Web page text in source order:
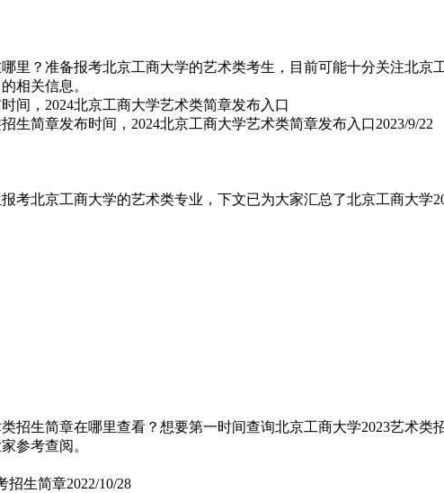
里？准备报考北京工商大学的艺术类考生，目前可能十分关注北京
相关信息。
生简章发布时间，2024北京工商大学艺术类简章发布入口2023/9/22
考北京工商大学的艺术类专业，下文已为大家汇总了北京工商大学
招生简章在哪里查看？想要第一时间查询北京工商大学2023艺术
参考查阅。
招生简章2022/10/28